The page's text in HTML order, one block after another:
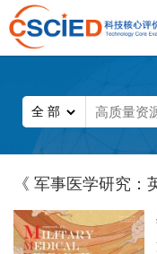
《 军事医学研究：